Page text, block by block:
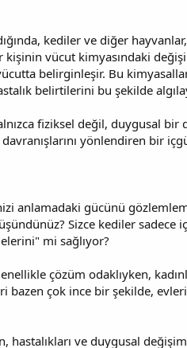
kediler ve diğer
kişinin vücut kimyasındaki
belirginleşir. Bu
belirtilerini bu şekilde
fiziksel değil, duygusal bir
yönlendiren bir
anlamadaki gücünü
Sizce kediler sadece
mi sağlıyor?
çözüm odaklıyken,
bazen çok ince bir şekilde,
ve duygusal